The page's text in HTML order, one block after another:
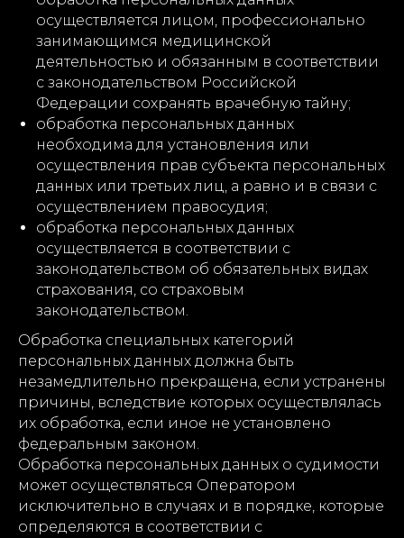
осуществляется лицом, профессионально
занимающимся медицинской
деятельностью и обязанным в соответствии
с законодательством Российской
Федерации сохранять врачебную тайну;
обработка персональных данных
необходима для установления или
осуществления прав субъекта персональных
данных или третьих лиц, а равно и в связи с
осуществлением правосудия;
обработка персональных данных
осуществляется в соответствии с
законодательством об обязательных видах
страхования, со страховым
законодательством.
Обработка специальных категорий
персональных данных должна быть
незамедлительно прекращена, если устранены
причины, вследствие которых осуществлялась
их обработка, если иное не установлено
федеральным законом.
Обработка персональных данных о судимости
может осуществляться Оператором
исключительно в случаях и в порядке, которые
определяются в соответствии с